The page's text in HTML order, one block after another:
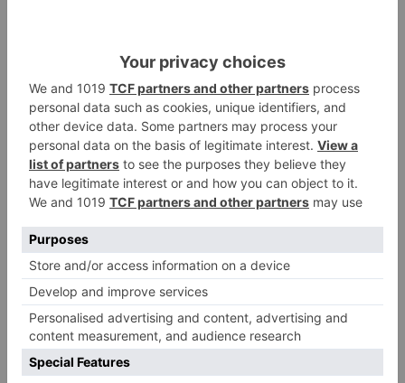
de agosto
3
Santiago Lencina, nuevo
refuerzo del Burgos CF para la
temporada 2026/27
Lizancos ha sido operado con
izquierda
5
Detenidas tres personas en
Quintanar de la Sierra con
hachís, cocaína y marihuana